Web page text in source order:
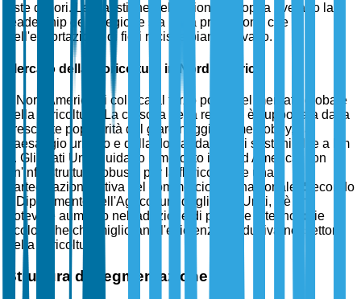
aste di fiori. Le statistiche dell'Unione Europea rivelano la
leadership della regione sia nella produzione che
nell'esportazione di fiori recisi e piante in vaso.
Mercato della Floricoltura in Nord America
Il Nord America si colloca al terzo posto nel mercato globale
della floricoltura. La crescita della regione è supportata dalla
crescente popolarità del giardinaggio come hobby, dal
paesaggio urbano e dalla domanda di fiori sostenibili e a km
0. Gli Stati Uniti guidano il mercato in Nord America, con
un'infrastruttura robusta per la floricoltura e una
partecipazione attiva nel commercio internazionale. Secondo
il Dipartimento dell'Agricoltura degli Stati Uniti, c'è un
notevole aumento nell'adozione di pratiche e tecnologie
ecologiche che migliorano l'efficienza produttiva nel settore
della floricoltura.
Struttura di Segmentazione